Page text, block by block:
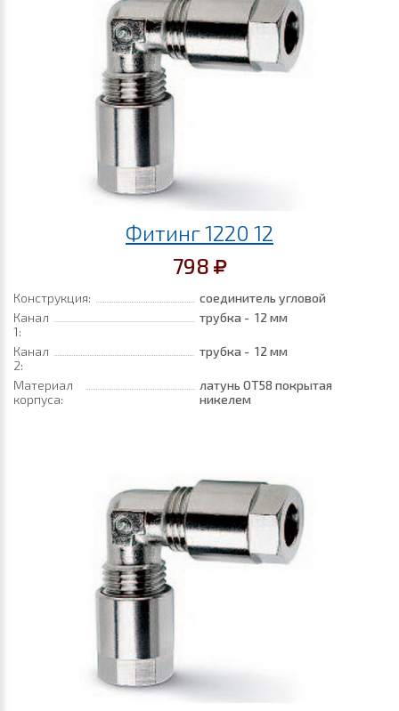
Фитинг 1220 12
798
Конструкция:
соединитель угловой
Канал
1:
трубка - 12 мм
Канал
2:
трубка - 12 мм
Материал
корпуса:
латунь ОТ58 покрытая
никелем